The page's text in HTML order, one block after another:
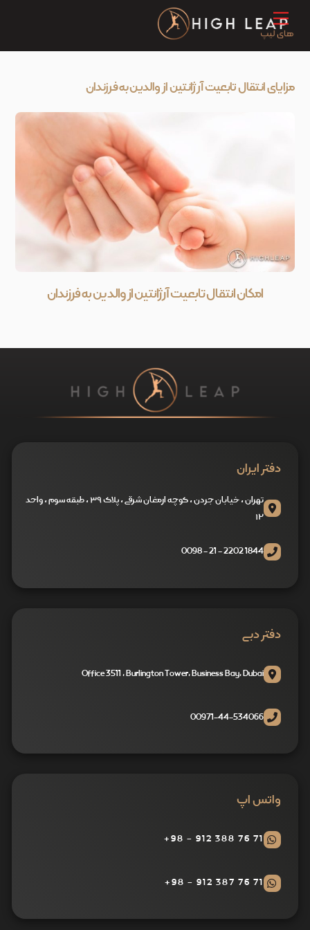
content
Menu
مزایای انتقال تابعیت آرژانتین از والدین به فرزندان
امکان انتقال تابعیت آرژانتین از والدین به فرزندان
دفتر ایران
تهران ، خیابان جردن ، کوچه ارمغان شرقی ، پلاک ۳۹ ، طبقه سوم ، واحد
۱۲
1844 2202 - 21 - 0098
دفتر دبی
Office 3511 , Burlington Tower, Business Bay, Dubai
00971-44-534066
واتس اپ
71 76 388 912 - 98+
71 76 387 912 - 98+